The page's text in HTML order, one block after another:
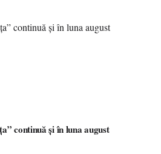
continuă și în luna august